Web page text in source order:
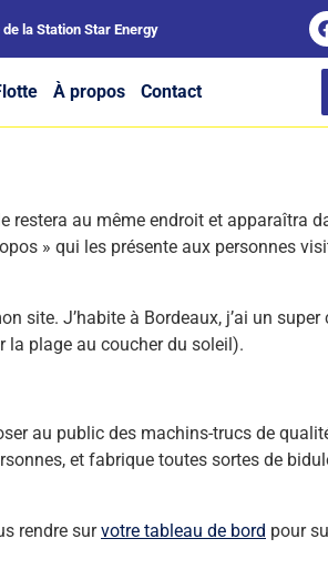
la Station Star Energy
À propos Contact
restera au même endroit et
» qui les présente aux personnes
site. J’habite à Bordeaux, j’ai un
la plage au coucher du soleil).
au public des machins-trucs de
et fabrique toutes sortes de
rendre survotre tableau de bord pour